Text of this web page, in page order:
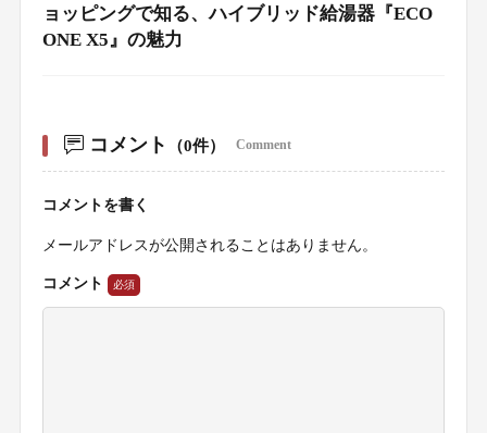
ョッピングで知る、ハイブリッド給湯器『ECO
ONE X5』の魅力
コメント （0件） Comment
コメントを書く
メールアドレスが公開されることはありません。
コメント